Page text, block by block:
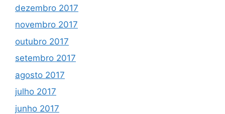
dezembro 2017
novembro 2017
outubro 2017
setembro 2017
agosto 2017
julho 2017
junho 2017